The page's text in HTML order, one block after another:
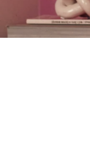
POPULAR